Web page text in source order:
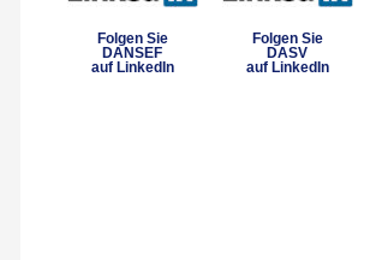
Folgen Sie
DANSEF
auf LinkedIn
Folgen Sie
DASV
auf LinkedIn